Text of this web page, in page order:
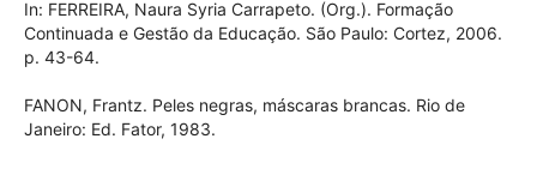
In: FERREIRA, Naura Syria Carrapeto. (Org.). Formação
Continuada e Gestão da Educação. São Paulo: Cortez, 2006.
p. 43-64.
FANON, Frantz. Peles negras, máscaras brancas. Rio de
Janeiro: Ed. Fator, 1983.